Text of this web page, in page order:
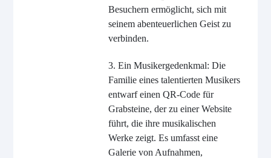
Besuchern ermöglicht, sich mit
seinem abenteuerlichen Geist zu
verbinden.
3. Ein Musikergedenkmal: Die
Familie eines talentierten Musikers
entwarf einen QR-Code für
Grabsteine, der zu einer Website
führt, die ihre musikalischen
Werke zeigt. Es umfasst eine
Galerie von Aufnahmen,